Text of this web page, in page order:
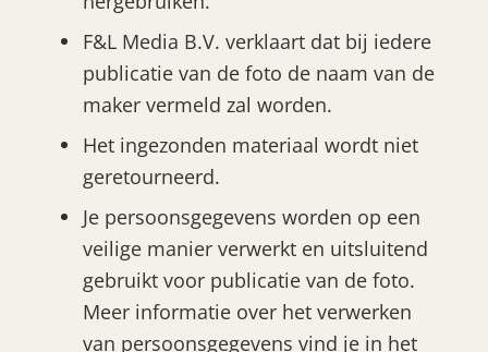
F&L Media B.V. verklaart dat bij iedere
publicatie van de foto de naam van de
maker vermeld zal worden.
Het ingezonden materiaal wordt niet
geretourneerd.
Je persoonsgegevens worden op een
veilige manier verwerkt en uitsluitend
gebruikt voor publicatie van de foto.
Meer informatie over het verwerken
van persoonsgegevens vind je in het